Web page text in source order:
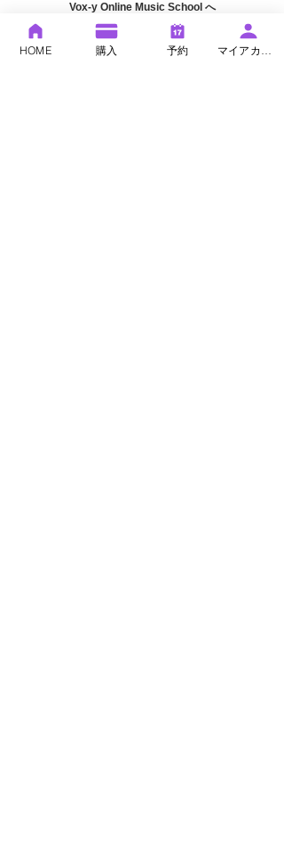
Vox-y Online Music School へ
オンラインレッスンのセッティング方法やご不明な点は
お気軽にお問い合わせくださいませ。ホームページでも
HOME 購入 予約